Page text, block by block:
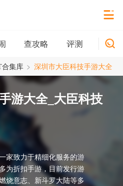
查攻略 评测 新游
合集库 > 深圳市大臣科技手游大全
游大全_大臣科技
家致力于精细化服务的游
为折扣手游，目前发行游
烧意志、新斗罗大陆等多